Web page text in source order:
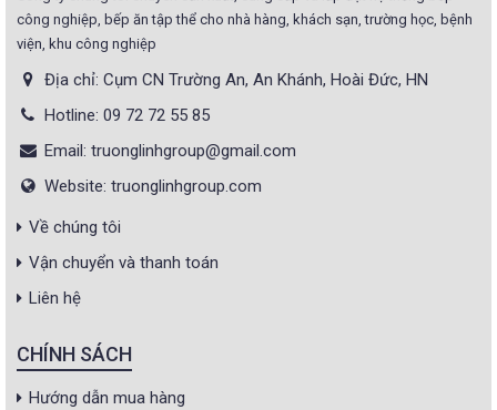
công nghiệp, bếp ăn tập thể cho nhà hàng, khách sạn, trường học, bệnh
viện, khu công nghiệp
Địa chỉ: Cụm CN Trường An, An Khánh, Hoài Đức, HN
Hotline: 09 72 72 55 85
Email: truonglinhgroup@gmail.com
Website: truonglinhgroup.com
Về chúng tôi
Vận chuyển và thanh toán
Liên hệ
CHÍNH SÁCH
Hướng dẫn mua hàng